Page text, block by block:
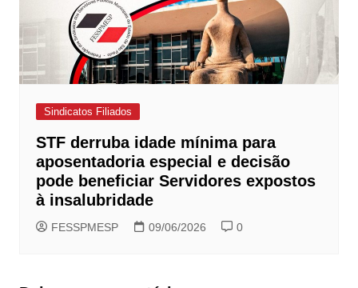
Sindicatos Filiados
STF derruba idade mínima para
aposentadoria especial e decisão
pode beneficiar Servidores expostos
à insalubridade
FESSPMESP 09/06/2026 0